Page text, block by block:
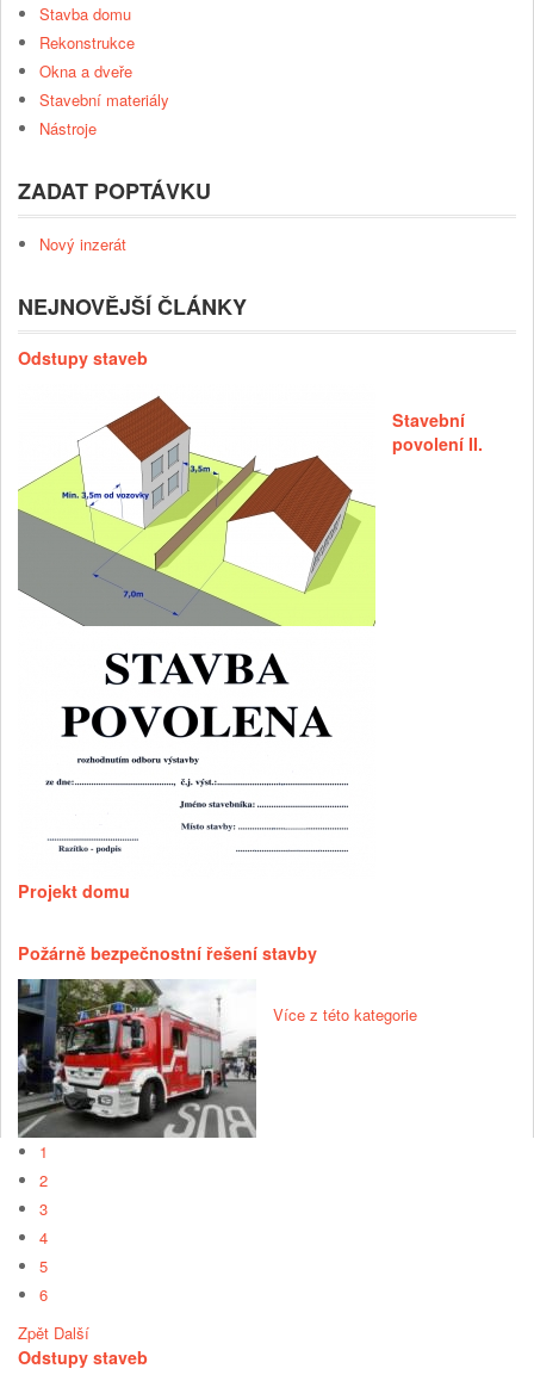
Stavba domu
Rekonstrukce
Okna a dveře
Stavební materiály
Nástroje
ZADAT POPTÁVKU
Nový inzerát
NEJNOVĚJŠÍ ČLÁNKY
Odstupy staveb
Stavební
povolení II.
Projekt domu
Požárně bezpečnostní řešení stavby
Více z této kategorie
1
2
3
4
5
6
Zpět Další
Odstupy staveb